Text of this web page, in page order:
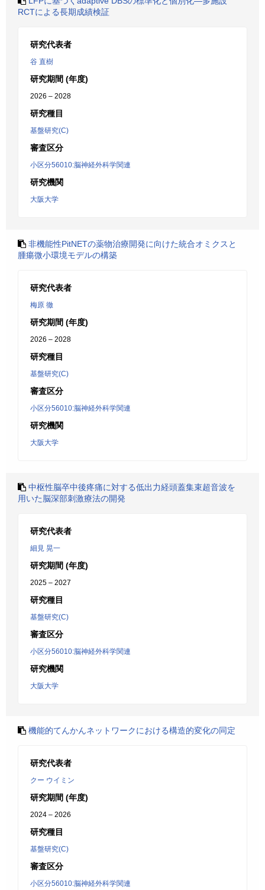
RCTによる長期成績検証
研究代表者
谷 直樹
研究期間 (年度)
2026 – 2028
研究種目
基盤研究(C)
審査区分
小区分56010:脳神経外科学関連
研究機関
大阪大学
非機能性PitNETの薬物治療開発に向けた統合オミクスと
腫瘍微小環境モデルの構築
研究代表者
梅原 徹
研究期間 (年度)
2026 – 2028
研究種目
基盤研究(C)
審査区分
小区分56010:脳神経外科学関連
研究機関
大阪大学
中枢性脳卒中後疼痛に対する低出力経頭蓋集束超音波を
用いた脳深部刺激療法の開発
研究代表者
細見 晃一
研究期間 (年度)
2025 – 2027
研究種目
基盤研究(C)
審査区分
小区分56010:脳神経外科学関連
研究機関
大阪大学
機能的てんかんネットワークにおける構造的変化の同定
研究代表者
クー ウイミン
研究期間 (年度)
2024 – 2026
研究種目
基盤研究(C)
審査区分
小区分56010:脳神経外科学関連